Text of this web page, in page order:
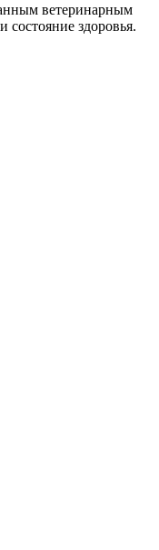
ветеринарным
здоровья.